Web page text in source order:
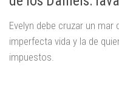
Evelyn debe cruzar un mar
imperfecta vida y la de
impuestos.